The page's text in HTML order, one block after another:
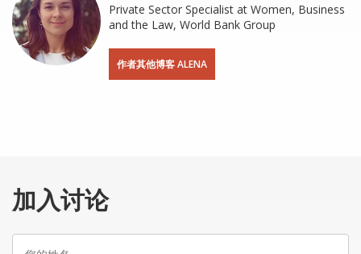
Private Sector Specialist at Women, Business
and the Law, World Bank Group
作者其他博客 ALENA
加入讨论